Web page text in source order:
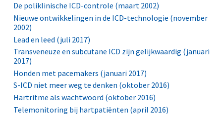
De poliklinische ICD-controle (maart 2002)
Nieuwe ontwikkelingen in de ICD-technologie (november
2002)
Lead en leed (juli 2017)
Transveneuze en subcutane ICD zijn gelijkwaardig (januari
2017)
Honden met pacemakers (januari 2017)
S-ICD niet meer weg te denken (oktober 2016)
Hartritme als wachtwoord (oktober 2016)
Telemonitoring bij hartpatiënten (april 2016)